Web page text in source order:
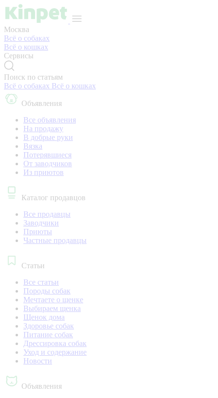
Москва
Всё о собаках
Всё о кошках
Сервисы
Поиск по статьям
Всё о собаках Всё о кошках
Объявления
Все объявления
На продажу
В добрые руки
Вязка
Потерявшиеся
От заводчиков
Из приютов
Каталог продавцов
Все продавцы
Заводчики
Приюты
Частные продавцы
Статьи
Все статьи
Породы собак
Мечтаете о щенке
Выбираем щенка
Щенок дома
Здоровье собак
Питание собак
Дрессировка собак
Уход и содержание
Новости
Объявления